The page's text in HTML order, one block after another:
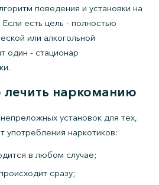
поведения и установки на
есть цель - полностью
или алкогольной
один - стационар
лечить наркоманию
установок для тех,
употребления наркотиков:
в любом случае;
сразу;